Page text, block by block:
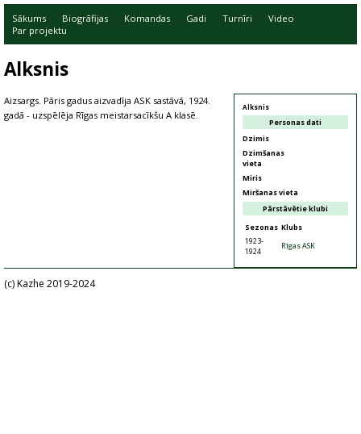
Sākums Biogrāfijas Komandas Gadi Turnīri
Video
Par projektu
Alksnis
Alksnis
Personas dati
Dzimis
Dzimšanas
vieta
Miris
Miršanas vieta
Pārstāvētie klubi
Sezonas Klubs
1923-
1924
Rīgas ASK
Aizsargs. Pāris gadus aizvadīja ASK sastāvā, 1924.
gadā - uzspēlēja Rīgas meistarsacīkšu A klasē.
(c) Kazhe 2019-2024